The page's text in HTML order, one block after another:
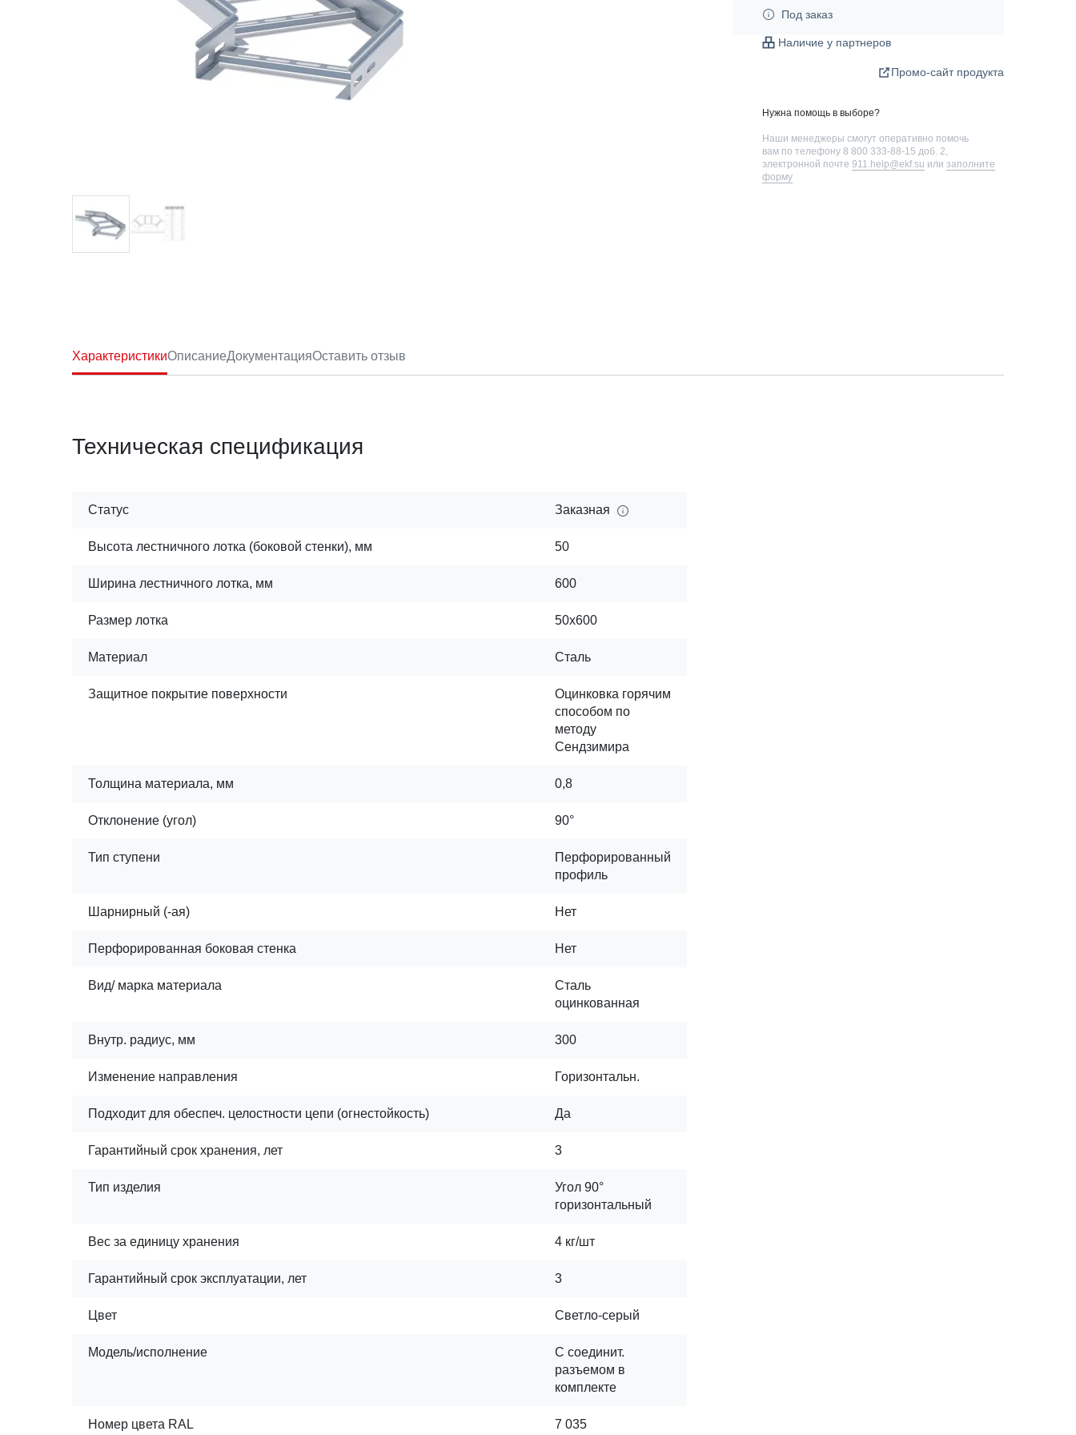
Под заказ
Наличие у партнеров
Промо-сайт продукта
Нужна помощь в выборе?
Наши менеджеры смогут оперативно помочь
вам по телефону 8 800 333-88-15 доб. 2
электронной почте 911.help@ekf.su или заполните
форму
ХарактеристикиОписаниеДокументацияОставить отзыв
Техническая спецификация
Статус Заказная
Высота лестничного лотка (боковой стенки), мм 50
Ширина лестничного лотка, мм 600
Размер лотка 50x600
Материал Сталь
Защитное покрытие поверхности
Оцинковка горячим
способом по
методу
Сендзимира
Толщина материала, мм 0,8
Отклонение (угол) 90°
Тип ступени
Перфорированный
профиль
Шарнирный (-ая) Нет
Перфорированная боковая стенка Нет
Вид/ марка материала
Сталь
оцинкованная
Внутр. радиус, мм 300
Изменение направления Горизонтальн.
Подходит для обеспеч. целостности цепи (огнестойкость) Да
Гарантийный срок хранения, лет 3
Тип изделия
Угол 90°
горизонтальный
Вес за единицу хранения 4 кг/шт
Гарантийный срок эксплуатации, лет 3
Цвет Светло-серый
Модель/исполнение
С соединит.
разъемом в
комплекте
Номер цвета RAL 7 035